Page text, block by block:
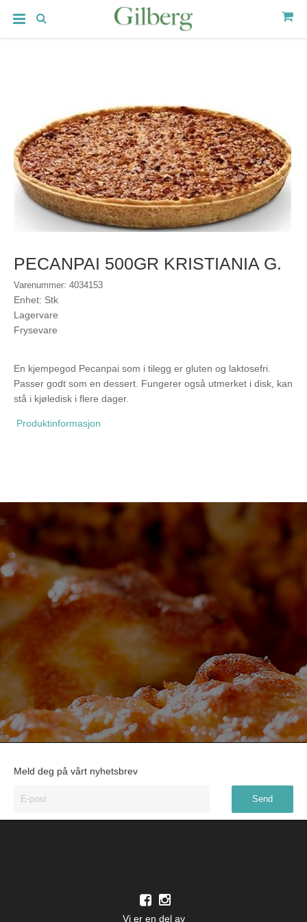
PECANPAI 500GR KRISTIANIA G.
Varenummer: 4034153
Enhet: Stk
Lagervare
Frysevare
En kjempegod Pecanpai som i tilegg er gluten og laktosefri.
Passer godt som en dessert. Fungerer også utmerket i disk, kan
stå i kjøledisk i flere dager.
Produktinformasjon
Meld deg på vårt nyhetsbrev
Vi er en del av